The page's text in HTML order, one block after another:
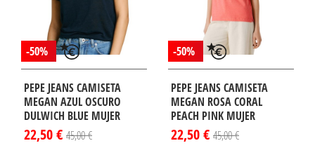
-50%
PEPE JEANS CAMISETA
MEGAN AZUL OSCURO
DULWICH BLUE MUJER
22,50 € 45,00 €
-50%
PEPE JEANS CAMISETA
MEGAN ROSA CORAL
PEACH PINK MUJER
22,50 € 45,00 €